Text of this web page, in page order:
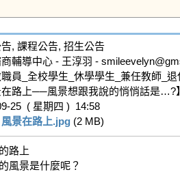
, 課程公告, 招生公告
輔導中心 - 王淳羽 -
員_全校學生_休學學生_兼任教師_
路上──風景想跟我說的悄悄話是…?
25  ( 星期四 )  14:58
景在路上.jpg (2 MB)
路上
風景是什麼呢？